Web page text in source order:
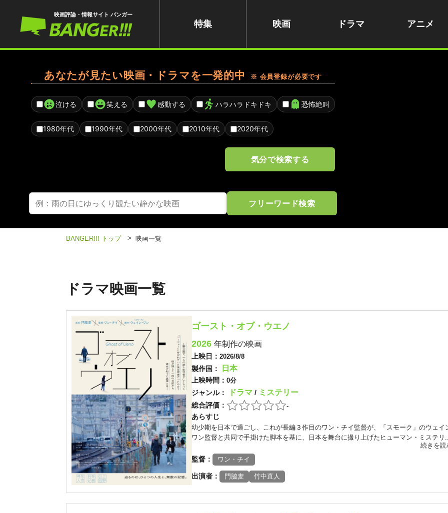
映画評論・情報サイト バンガー
特集 映画 ドラマ アニメ
あなたが見たい映画・ドラマを一発的中 ※ 会員登録が必要です
泣ける 笑える 感動する ハラハラドキドキ 恐怖絶叫
1980年代 1990年代 2000年代 2010年代 2020年代
気分で検索する
フリーワード検索
BANGER!!! トップ > 映画一覧
ドラマ映画一覧
ゴースト・オブ・ウエノ
2026 年制作の映画
上映日： 2026/8/8
製作国： 日本
上映時間： 0分
ジャンル： ドラマ / ミステリー
総合評価： -
あらすじ
幼少期を日本で過ごし、これが長編３作目のワン・チイ監督が、「スモーク」のウェイ
ワン監督と共同で手掛けた脚本を基に、日本を舞台に撮り上げたヒューマン・ミステリ
続きを読
監督： ワン・チイ
出演者： 門脇麦 竹中直人